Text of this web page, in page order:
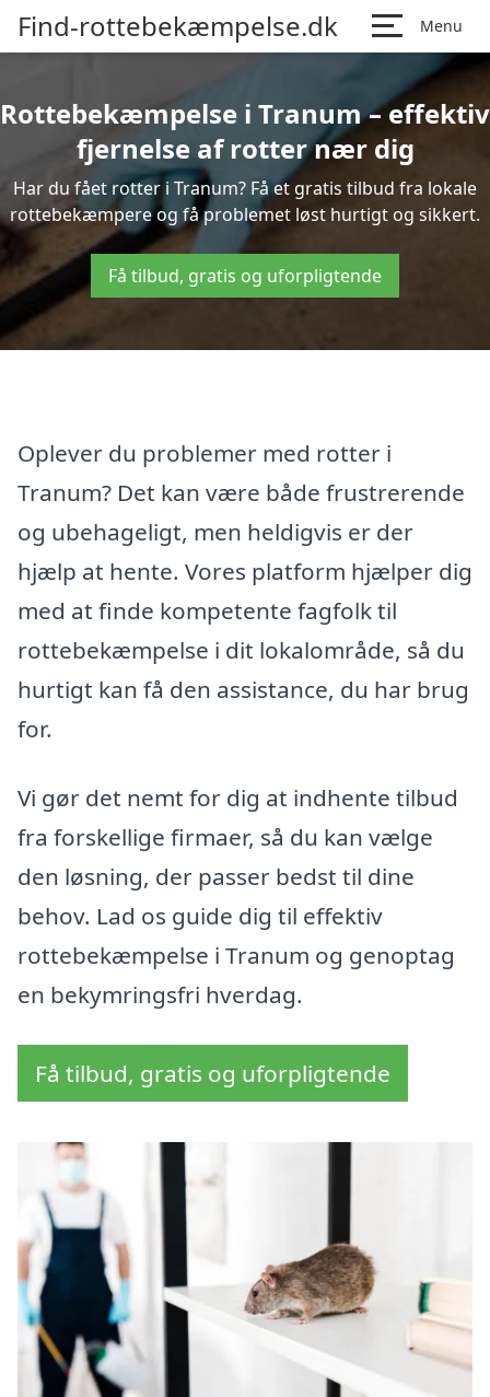
Find-rottebekæmpelse.dk Menu
Rottebekæmpelse i Tranum – effektiv
fjernelse af rotter nær dig
Har du fået rotter i Tranum? Få et gratis tilbud fra lokale
rottebekæmpere og få problemet løst hurtigt og sikkert.
Få tilbud, gratis og uforpligtende
Oplever du problemer med rotter i
Tranum? Det kan være både frustrerende
og ubehageligt, men heldigvis er der
hjælp at hente. Vores platform hjælper dig
med at finde kompetente fagfolk til
rottebekæmpelse i dit lokalområde, så du
hurtigt kan få den assistance, du har brug
for.
Vi gør det nemt for dig at indhente tilbud
fra forskellige firmaer, så du kan vælge
den løsning, der passer bedst til dine
behov. Lad os guide dig til effektiv
rottebekæmpelse i Tranum og genoptag
en bekymringsfri hverdag.
Få tilbud, gratis og uforpligtende